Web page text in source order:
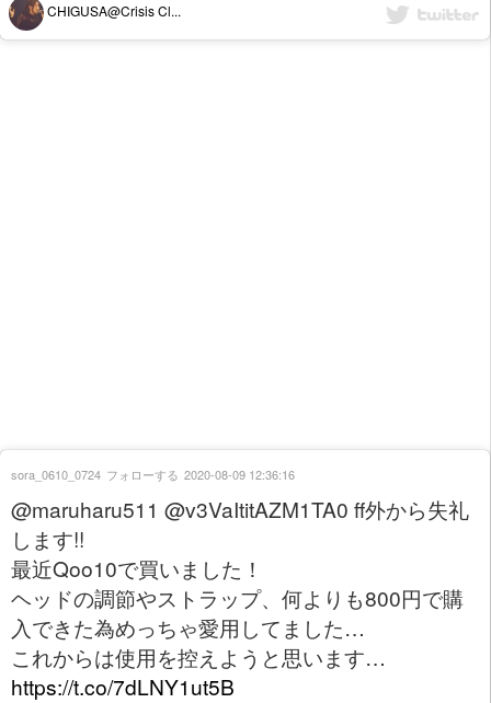
CHIGUSA@Crisis Cl...
@maruharu511 @v3VaItitAZM1TA0 ff外から失礼
します!!
最近Qoo10で買いました！
ヘッドの調節やストラップ、何よりも800円で購
入できた為めっちゃ愛用してました…
これからは使用を控えようと思います…
https://t.co/7dLNY1ut5B
sora_0610_0724 フォローする 2020-08-09 12:36:16